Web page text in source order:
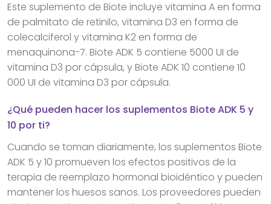
Este suplemento de Biote incluye vitamina A en forma
de palmitato de retinilo, vitamina D3 en forma de
colecalciferol y vitamina K2 en forma de
menaquinona-7. Biote ADK 5 contiene 5000 UI de
vitamina D3 por cápsula, y Biote ADK 10 contiene 10
000 UI de vitamina D3 por cápsula.
¿Qué pueden hacer los suplementos Biote ADK 5 y
10 por ti?
Cuando se toman diariamente, los suplementos Biote
ADK 5 y 10 promueven los efectos positivos de la
terapia de reemplazo hormonal bioidéntico y pueden
mantener los huesos sanos. Los proveedores pueden